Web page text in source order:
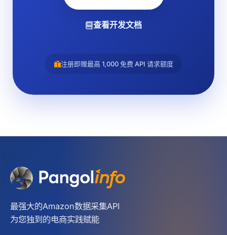
查看开发文档
注册即赠最高 1,000 免费 API 请求额度
最强大的Amazon数据采集API
为您独到的电商实践赋能